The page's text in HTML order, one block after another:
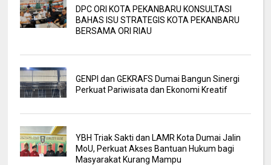
DPC ORI KOTA PEKANBARU KONSULTASI
BAHAS ISU STRATEGIS KOTA PEKANBARU
BERSAMA ORI RIAU
GENPI dan GEKRAFS Dumai Bangun Sinergi
Perkuat Pariwisata dan Ekonomi Kreatif
YBH Triak Sakti dan LAMR Kota Dumai Jalin
MoU, Perkuat Akses Bantuan Hukum bagi
Masyarakat Kurang Mampu